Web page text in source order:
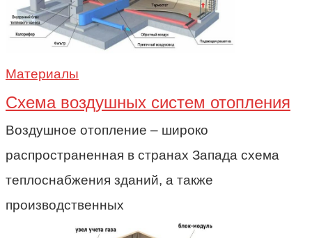
Материалы
Схема воздушных систем отопления
Воздушное отопление – широко
распространенная в странах Запада схема
теплоснабжения зданий, а также
производственных